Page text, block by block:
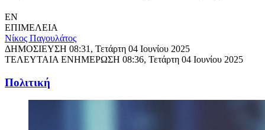
EN
ΕΠΙΜΕΛΕΙΑ
Νίκος Παγουλάτος
ΔΗΜΟΣΙΕΥΣΗ 08:31, Τετάρτη 04 Ιουνίου 2025
ΤΕΛΕΥΤΑΙΑ ΕΝΗΜΕΡΩΣΗ 08:36, Τετάρτη 04 Ιουνίου 2025
Πολιτική